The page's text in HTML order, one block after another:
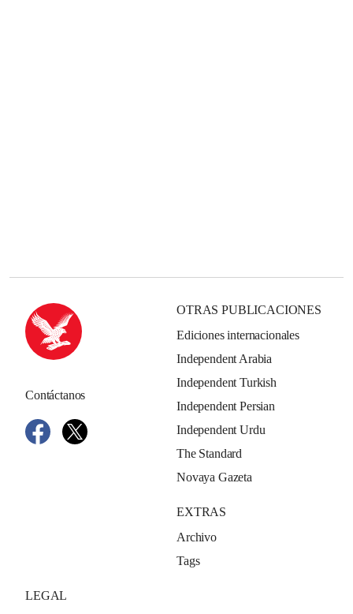
Contáctanos
OTRAS PUBLICACIONES
Ediciones internacionales
Independent Arabia
Independent Turkish
Independent Persian
Independent Urdu
The Standard
Novaya Gazeta
EXTRAS
Archivo
Tags
LEGAL